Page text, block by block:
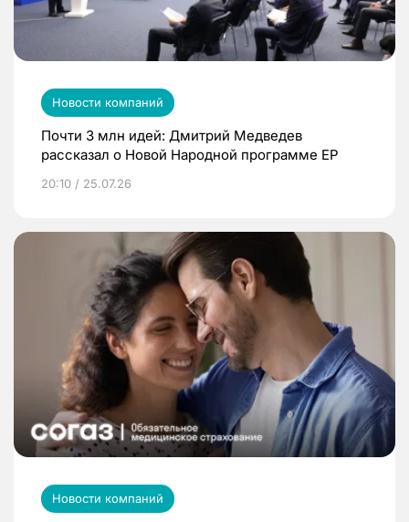
Новости компаний
Почти 3 млн идей: Дмитрий Медведев
рассказал о Новой Народной программе ЕР
20:10 / 25.07.26
Новости компаний